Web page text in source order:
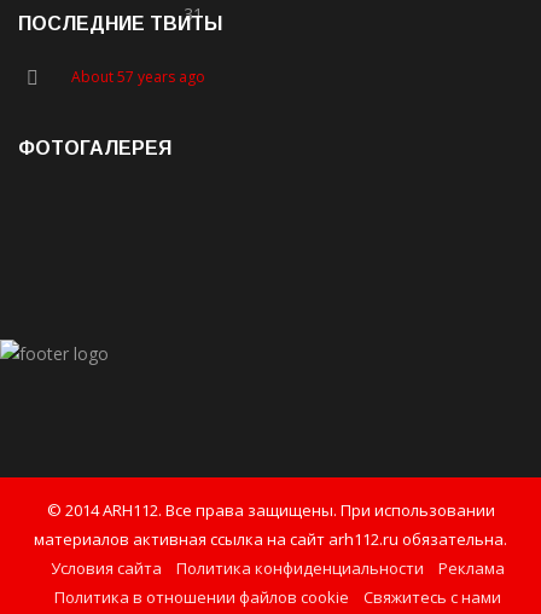
31
ПОСЛЕДНИЕ ТВИТЫ
About 57 years ago
ФОТОГАЛЕРЕЯ
© 2014 ARH112. Все права защищены. При использовании
материалов активная ссылка на сайт arh112.ru обязательна.
Условия сайта
Политика конфиденциальности
Реклама
Политика в отношении файлов cookie
Свяжитесь с нами